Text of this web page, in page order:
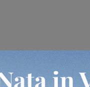
in Valdarno